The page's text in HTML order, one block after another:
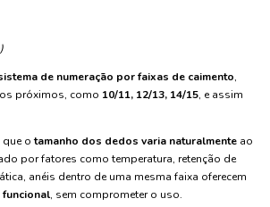
de numeração por faixas de caimento,
próximos, como 10/11, 12/13, 14/15, e assim
que otamanho dos dedos varia naturalmente ao
por fatores como temperatura, retenção de
anéis dentro de uma mesma faixa oferecem
funcional, sem comprometer o uso.